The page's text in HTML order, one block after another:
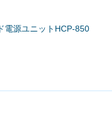
電源ユニットHCP-850